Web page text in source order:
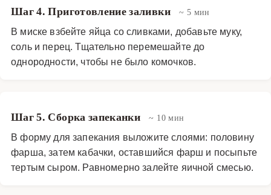
Шаг 4. Приготовление заливки ~ 5 мин
В миске взбейте яйца со сливками, добавьте муку,
соль и перец. Тщательно перемешайте до
однородности, чтобы не было комочков.
Шаг 5. Сборка запеканки ~ 10 мин
В форму для запекания выложите слоями: половину
фарша, затем кабачки, оставшийся фарш и посыпьте
тертым сыром. Равномерно залейте яичной смесью.